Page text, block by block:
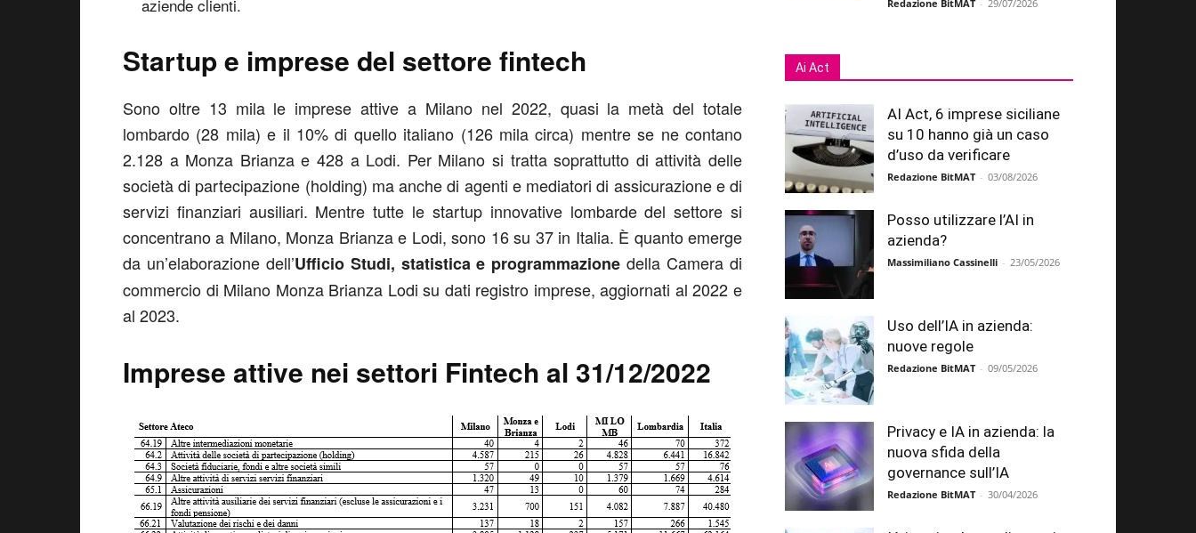
aziende clienti.
Startup e imprese del settore fintech
Sono oltre 13 mila le imprese attive a Milano nel 2022, quasi la metà del totale
lombardo (28 mila) e il 10% di quello italiano (126 mila circa) mentre se ne contano
2.128 a Monza Brianza e 428 a Lodi. Per Milano si tratta soprattutto di attività delle
società di partecipazione (holding) ma anche di agenti e mediatori di assicurazione e di
servizi finanziari ausiliari. Mentre tutte le startup innovative lombarde del settore si
concentrano a Milano, Monza Brianza e Lodi, sono 16 su 37 in Italia. È quanto emerge
da un’elaborazione dell’Ufficio Studi, statistica e programmazionedella Camera di
commercio di Milano Monza Brianza Lodi su dati registro imprese, aggiornati al 2022 e
al 2023.
Imprese attive nei settori Fintech al 31/12/2022
Redazione BitMAT - 29/07/2026
Ai Act
AI Act, 6 imprese siciliane
su 10 hanno già un caso
d’uso da verificare
Redazione BitMAT - 03/08/2026
Posso utilizzare l’AI in
azienda?
Massimiliano Cassinelli - 23/05/2026
Uso dell’IA in azienda:
nuove regole
Redazione BitMAT - 09/05/2026
Privacy e IA in azienda: la
nuova sfida della
governance sull’IA
Redazione BitMAT - 30/04/2026